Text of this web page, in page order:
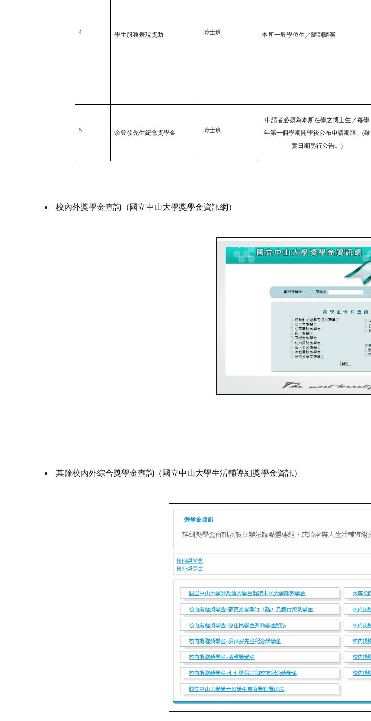
4 學生服務表現獎助 博士班 本所一般學位生／隨到隨審
5 余登發先生紀念獎學金 博士班
申請者必須為本所在學之博士生／每學
年第一個學期開學後公布申請期限。(確
實日期另行公告。)
校內外獎學金查詢（ 國立中山大學獎學金資訊網 ）
其餘校內外綜合獎學金查詢（ 國立中山大學生活輔導組獎學金資訊）